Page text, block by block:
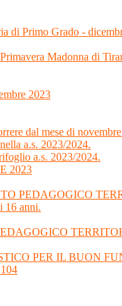
di Primo Grado -
Madonna di
2023
dal mese di
a.s. 2023/2024.
a.s. 2023/2024.
2023
PEDAGOGICO
16 anni.
PER IL BUON